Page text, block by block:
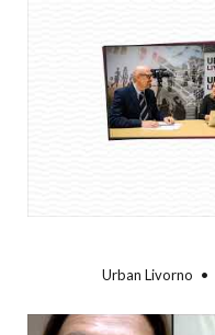
Urban Livorno